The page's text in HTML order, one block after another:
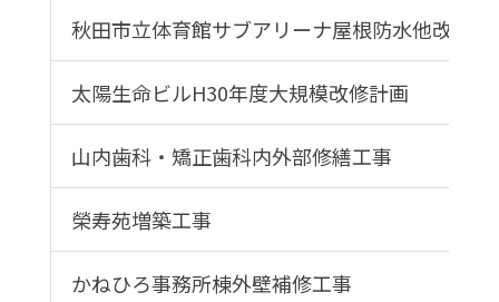
秋田市立体育館サブアリーナ屋根防水他改修工
太陽生命ビルH30年度大規模改修計画
山内歯科・矯正歯科内外部修繕工事
榮寿苑増築工事
かねひろ事務所棟外壁補修工事